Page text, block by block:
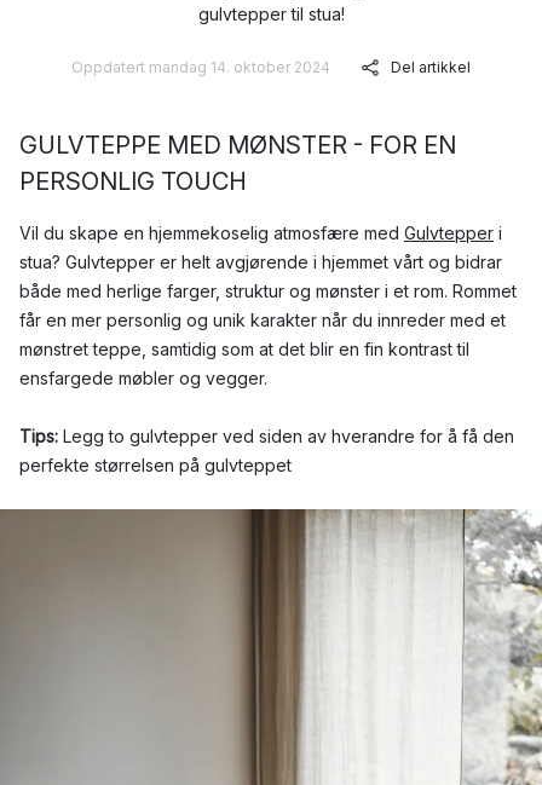
gulvtepper til stua!
Oppdatert mandag 14. oktober 2024 Del artikkel
GULVTEPPE MED MØNSTER - FOR EN
PERSONLIG TOUCH
Vil du skape en hjemmekoselig atmosfære med Gulvtepper i
stua? Gulvtepper er helt avgjørende i hjemmet vårt og bidrar
både med herlige farger, struktur og mønster i et rom. Rommet
får en mer personlig og unik karakter når du innreder med et
mønstret teppe, samtidig som at det blir en fin kontrast til
ensfargede møbler og vegger.
Tips: Legg to gulvtepper ved siden av hverandre for å få den
perfekte størrelsen på gulvteppet